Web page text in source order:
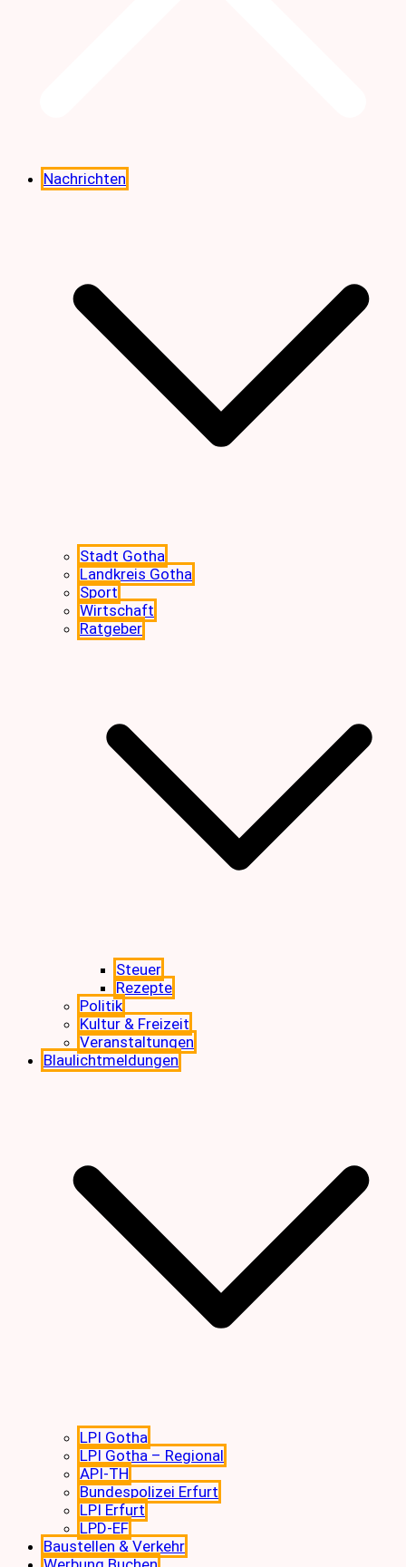
Nachrichten
Stadt Gotha
Landkreis Gotha
Sport
Wirtschaft
Ratgeber
Steuer
Rezepte
Politik
Kultur & Freizeit
Veranstaltungen
Blaulichtmeldungen
LPI Gotha
LPI Gotha – Regional
API-TH
Bundespolizei Erfurt
LPI Erfurt
LPD-EF
Baustellen & Verkehr